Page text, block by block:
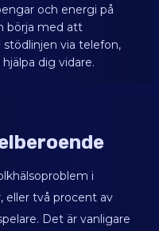
och energi på
börja med att
via telefon,
dig vidare.
i
eller två procent av
Det är vanligare